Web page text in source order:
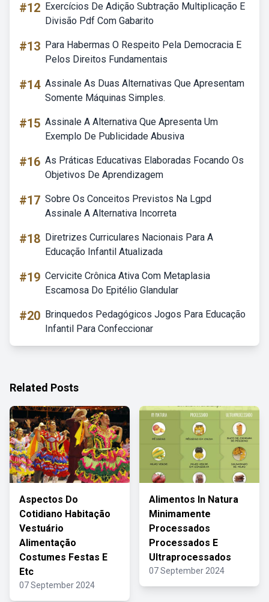
#12 Exercícios De Adição Subtração Multiplicação E
Divisão Pdf Com Gabarito
#13 Para Habermas O Respeito Pela Democracia E
Pelos Direitos Fundamentais
#14 Assinale As Duas Alternativas Que Apresentam
Somente Máquinas Simples.
#15 Assinale A Alternativa Que Apresenta Um
Exemplo De Publicidade Abusiva
#16 As Práticas Educativas Elaboradas Focando Os
Objetivos De Aprendizagem
#17 Sobre Os Conceitos Previstos Na Lgpd
Assinale A Alternativa Incorreta
#18 Diretrizes Curriculares Nacionais Para A
Educação Infantil Atualizada
#19 Cervicite Crônica Ativa Com Metaplasia
Escamosa Do Epitélio Glandular
#20 Brinquedos Pedagógicos Jogos Para Educação
Infantil Para Confeccionar
Related Posts
Aspectos Do
Cotidiano Habitação
Vestuário
Alimentação
Costumes Festas E
Etc
07 September 2024
Alimentos In Natura
Minimamente
Processados
Processados E
Ultraprocessados
07 September 2024